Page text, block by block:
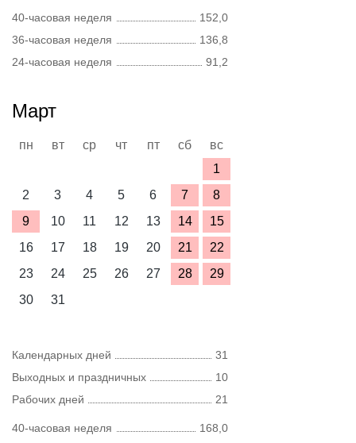
40-часовая неделя
152,0
36-часовая неделя
136,8
24-часовая неделя
91,2
Март
пн вт ср чт пт сб
вс
1
2
3 4 5 6 7
8
9
10 11 12 13 14
15
16
17 18 19 20 21
22
23
24 25 26 27 28
29
30
31
Календарных дней
31
Выходных и праздничных
10
Рабочих дней
21
40-часовая неделя
168,0